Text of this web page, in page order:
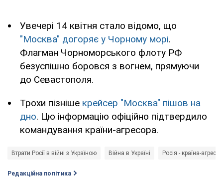
Увечері 14 квітня стало відомо, що
"Москва" догоряє у Чорному морі.
Флагман Чорноморського флоту РФ
безуспішно боровся з вогнем, прямуючи
до Севастополя.
Трохи пізніше крейсер "Москва" пішов на
дно. Цю інформацію офіційно підтвердило
командування країни-агресора.
Втрати Росії в війні з Україною Війна в Україні Росія - країна-агресор
Редакційна політика